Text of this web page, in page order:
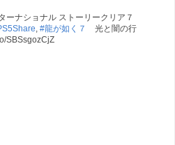
ナショナル ストーリークリア７
, #龍が如く７
光と闇の行
SBSsgozCjZ